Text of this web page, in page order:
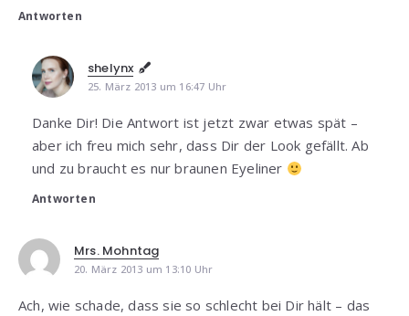
Antworten
shelynx
25. März 2013 um 16:47 Uhr
Danke Dir! Die Antwort ist jetzt zwar etwas spät –
aber ich freu mich sehr, dass Dir der Look gefällt. Ab
und zu braucht es nur braunen Eyeliner
Antworten
Mrs. Mohntag
20. März 2013 um 13:10 Uhr
Ach, wie schade, dass sie so schlecht bei Dir hält – das